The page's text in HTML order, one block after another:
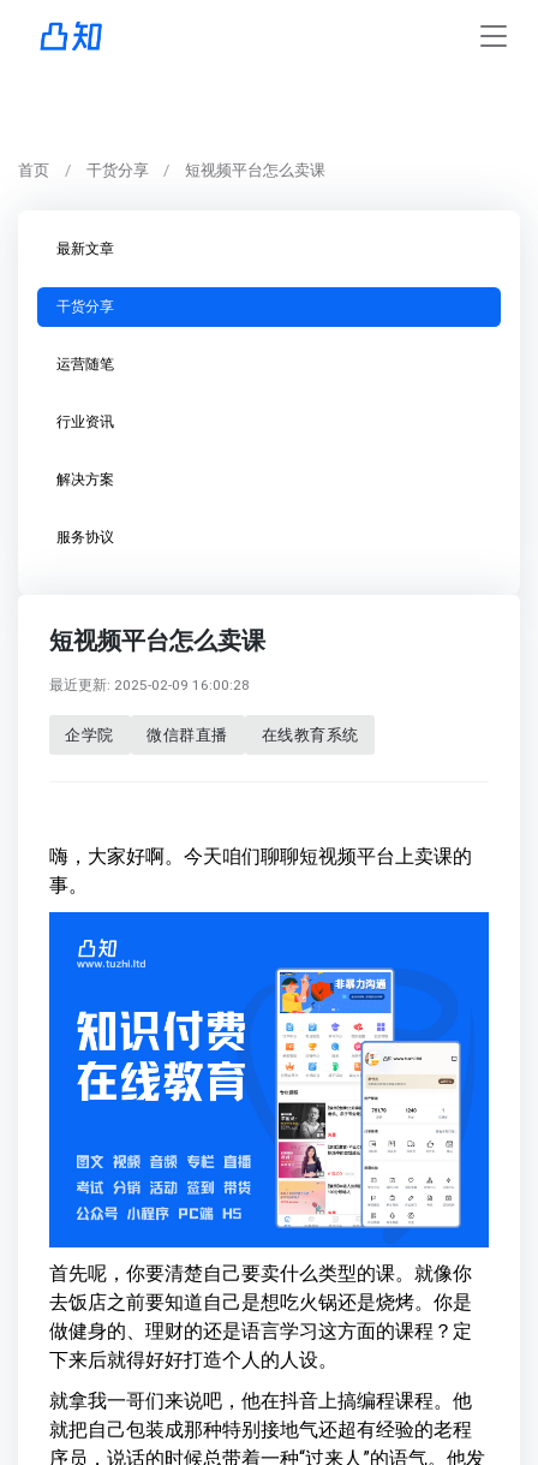
首页 干货分享 短视频平台怎么卖课
最新文章
干货分享
运营随笔
行业资讯
解决方案
服务协议
短视频平台怎么卖课
最近更新: 2025-02-09 16:00:28
企学院 微信群直播 在线教育系统
嗨，大家好啊。今天咱们聊聊短视频平台上卖课的
事。
首先呢，你要清楚自己要卖什么类型的课。就像你
去饭店之前要知道自己是想吃火锅还是烧烤。你是
做健身的、理财的还是语言学习这方面的课程？定
下来后就得好好打造个人的人设。
就拿我一哥们来说吧，他在抖音上搞编程课程。他
就把自己包装成那种特别接地气还超有经验的老程
序员，说话的时候总带着一种“过来人”的语气。他发